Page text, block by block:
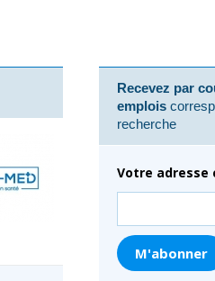
Recevez par
emplois
recherche
Votre adresse